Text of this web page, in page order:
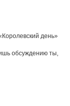
день»
обсуждению ты,